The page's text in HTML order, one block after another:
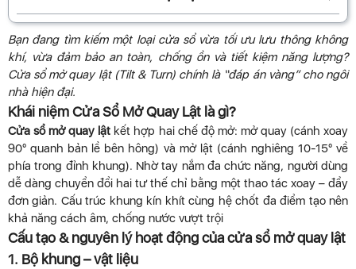
Bạn đang tìm kiếm một loại cửa sổ vừa tối ưu lưu thông không
khí, vừa đảm bảo an toàn, chống ồn và tiết kiệm năng lượng?
Cửa sổ mở quay lật (Tilt & Turn) chính là “đáp án vàng” cho ngôi
nhà hiện đại.
Khái niệm Cửa Sổ Mở Quay Lật là gì?
Cửa sổ mở quay lật kết hợp hai chế độ mở: mở quay (cánh xoay
90° quanh bản lề bên hông) và mở lật (cánh nghiêng 10-15° về
phía trong đỉnh khung). Nhờ tay nắm đa chức năng, người dùng
dễ dàng chuyển đổi hai tư thế chỉ bằng một thao tác xoay – đẩy
đơn giản. Cấu trúc khung kín khít cùng hệ chốt đa điểm tạo nên
khả năng cách âm, chống nước vượt trội
Cấu tạo & nguyên lý hoạt động của cửa sổ mở quay lật
1. Bộ khung – vật liệu